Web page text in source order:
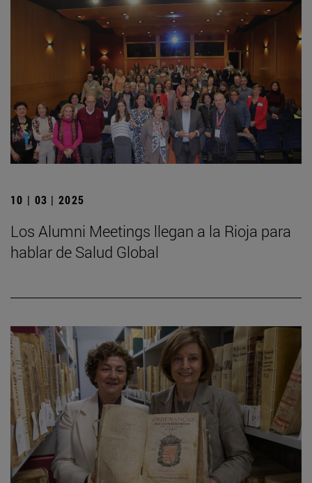
10 | 03 | 2025
Los Alumni Meetings llegan a la Rioja para
hablar de Salud Global